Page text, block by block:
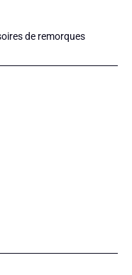
de remorques